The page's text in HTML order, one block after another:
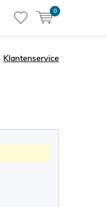
0
Klantenservice